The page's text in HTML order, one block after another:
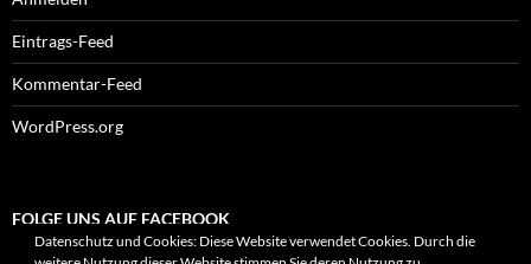
Eintrags-Feed
Kommentar-Feed
WordPress.org
FOLGE UNS AUF FACEBOOK
Datenschutz und Cookies: Diese Website verwendet Cookies. Durch die